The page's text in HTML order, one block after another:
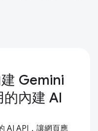
Gemini
內建 AI
AI API，讓網頁應